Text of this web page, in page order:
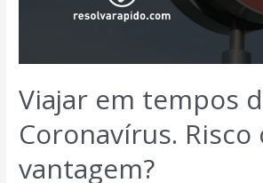
Viajar em tempos
Coronavírus. Risco
vantagem?